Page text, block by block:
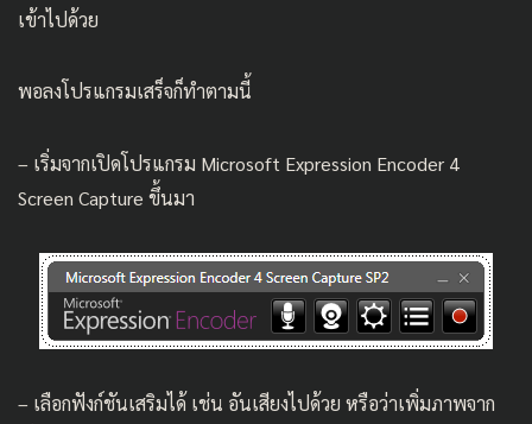
เข้าไปด้วย
พอลงโปรแกรมเสร็จก็ทำตามนี้
– เริ่มจากเปิดโปรแกรม Microsoft Expression Encoder 4
Screen Capture ขึ้นมา
– เลือกฟังก์ชันเสริมได้ เช่น อันเสียงไปด้วย หรือว่าเพิ่มภาพจาก